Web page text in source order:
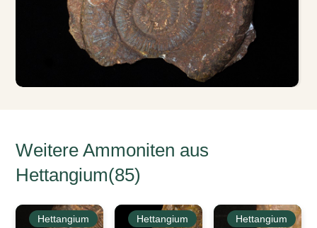
Weitere Ammoniten aus
Hettangium(85)
Hettangium
Hettangium
Hettangium